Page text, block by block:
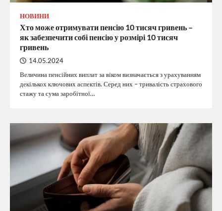
НОВИНИ
Хто може отримувати пенсію 10 тисяч гривень –
як забезпечити собі пенсію у розмірі 10 тисяч
гривень
14.05.2024
Величина пенсійних виплат за віком визначається з урахуванням
декількох ключових аспектів. Серед них – тривалість страхового
стажу та сума заробітної…